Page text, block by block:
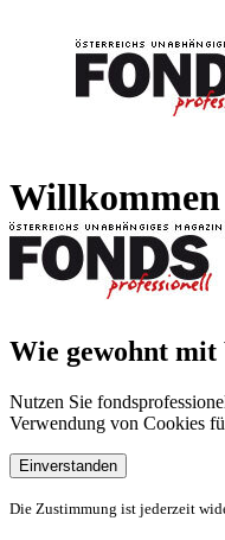
Wie gewohnt mit
Nutzen Sie
Verwendung von Cookies
Einverstanden
Die Zustimmung ist jederzeit